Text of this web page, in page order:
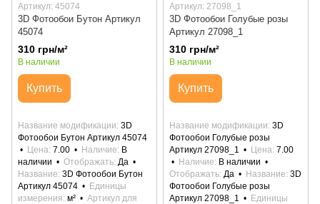
Артикул: 45074
3D Фотообои Бутон Артикул
45074
310 грн/м²
В наличии
Купить
Название модификации 3D
Фотообои Бутон Артикул 45074
Цена 7.00 Наличие В
наличии
Отображать Да
Название 3D Фотообои Бутон
Артикул 45074
Единицы
измерения м²
Артикул для
Артикул: 27098_1
3D Фотообои Голубые розы
Артикул 27098_1
310 грн/м²
В наличии
Купить
Название модификации 3D
Фотообои Голубые розы
Артикул 27098_1
Цена 7.00
Наличие В наличии
Отображать Да Название 3D
Фотообои Голубые розы
Артикул 27098_1
Единицы